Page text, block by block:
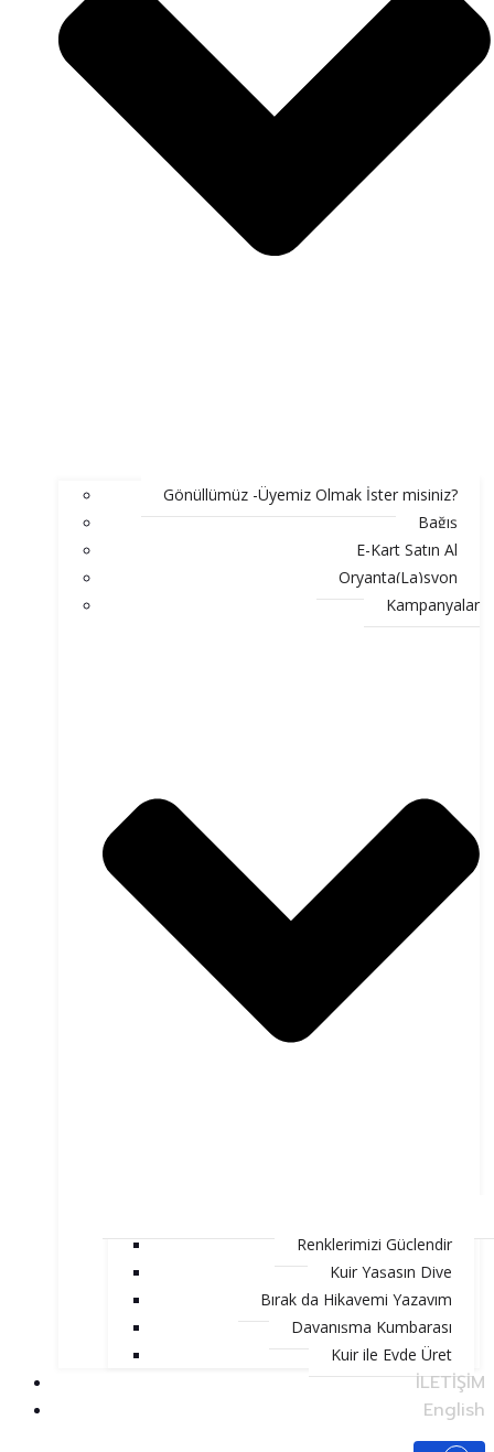
Gönüllümüz -Üyemiz Olmak İster misiniz?
Bağış
E-Kart Satın Al
Oryanta(La)syon
Kampanyalar
Renklerimizi Güçlendir
Kuir Yaşasın Diye
Bırak da Hikayemi Yazayım
Dayanışma Kumbarası
Kuir ile Evde Üret
İLETİŞİM
English